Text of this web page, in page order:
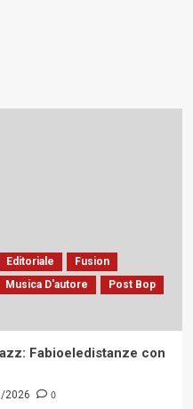
Editoriale
Fusion
Musica D'autore
Post Bop
Fabioeledistanze con
2026 0